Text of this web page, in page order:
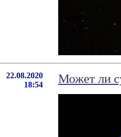
22.08.2020
18:54
Может ли